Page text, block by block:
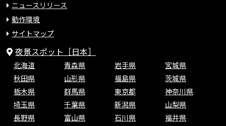
ニュースリリース
動作環境
サイトマップ
夜景スポット［日本］
北海道 青森県 岩手県
宮城県
秋田県
山形県 福島県
茨城県
栃木県
群馬県 東京都
神奈川県
埼玉県
千葉県 新潟県
山梨県
長野県
富山県 石川県
福井県